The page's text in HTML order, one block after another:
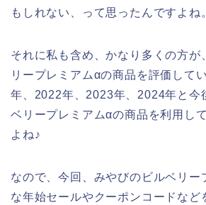
もしれない、って思ったんですよね
それに私も含め、かなり多くの方が
リープレミアムαの商品を評価して
年、2022年、2023年、2024年と今
ベリープレミアムαの商品を利用し
よね♪
なので、今回、みやびのビルベリー
な年始セールやクーポンコードなど